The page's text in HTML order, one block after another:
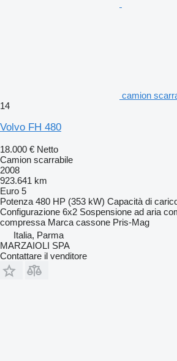
camion
14
Volvo FH 480
18.000 € Netto
Camion scarrabile
2008
923.641 km
Euro 5
Potenza 480 HP (353 kW) Capacità di
Configurazione 6x2 Sospensione ad aria
compressa Marca cassone Pris-Mag
Italia, Parma
MARZAIOLI SPA
Contattare il venditore